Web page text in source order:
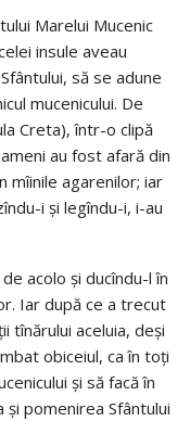
Marelui Mucenic
insule aveau
să se adune
mucenicului. De
Creta), într-o clipă
au fost afară din
mîinile agarenilor; iar
i şi legîndu-i, i-au
acolo şi ducîndu-l în
Iar după ce a trecut
tînărului aceluia, deşi
obiceiul, ca în toţi
şi să facă în
pomenirea Sfântului